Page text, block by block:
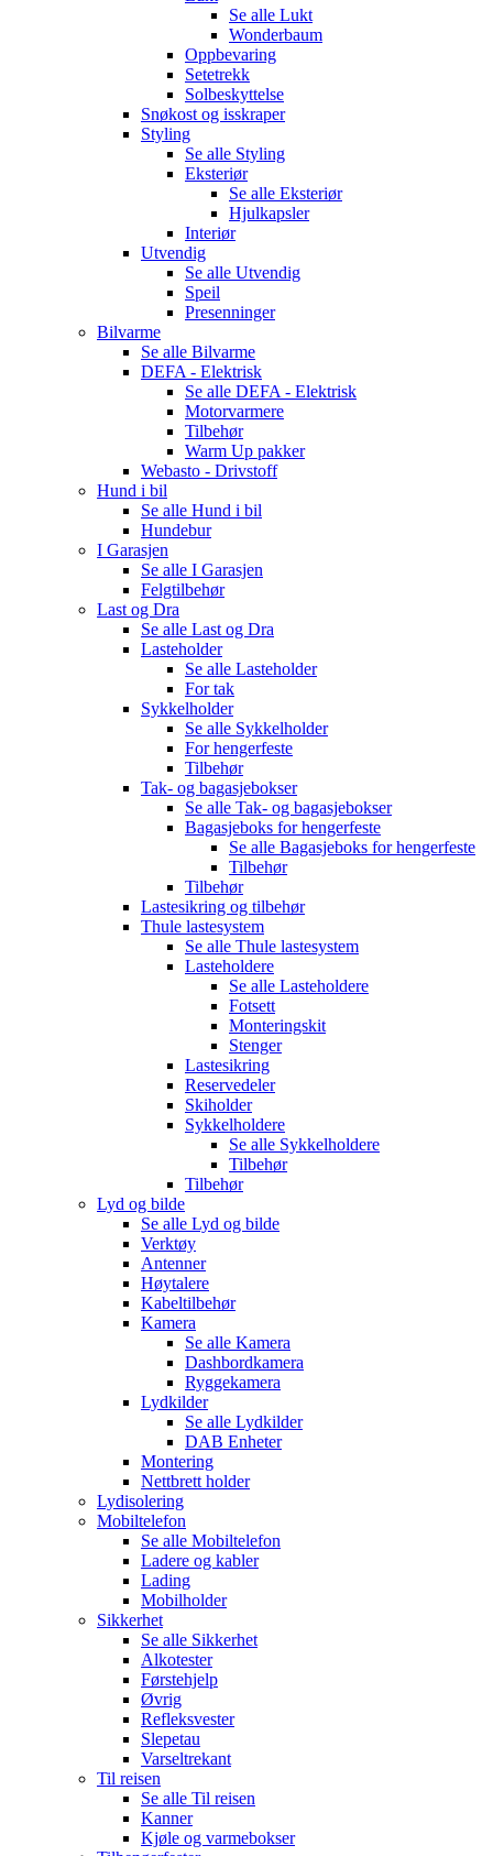
Se alle Lukt
Wonderbaum
Oppbevaring
Setetrekk
Solbeskyttelse
Snøkost og isskraper
Styling
Se alle Styling
Eksteriør
Se alle Eksteriør
Hjulkapsler
Interiør
Utvendig
Se alle Utvendig
Speil
Presenninger
Bilvarme
Se alle Bilvarme
DEFA - Elektrisk
Se alle DEFA - Elektrisk
Motorvarmere
Tilbehør
Warm Up pakker
Webasto - Drivstoff
Hund i bil
Se alle Hund i bil
Hundebur
I Garasjen
Se alle I Garasjen
Felgtilbehør
Last og Dra
Se alle Last og Dra
Lasteholder
Se alle Lasteholder
For tak
Sykkelholder
Se alle Sykkelholder
For hengerfeste
Tilbehør
Tak- og bagasjebokser
Se alle Tak- og bagasjebokser
Bagasjeboks for hengerfeste
Se alle Bagasjeboks for hengerfeste
Tilbehør
Tilbehør
Lastesikring og tilbehør
Thule lastesystem
Se alle Thule lastesystem
Lasteholdere
Se alle Lasteholdere
Fotsett
Monteringskit
Stenger
Lastesikring
Reservedeler
Skiholder
Sykkelholdere
Se alle Sykkelholdere
Tilbehør
Tilbehør
Lyd og bilde
Se alle Lyd og bilde
Verktøy
Antenner
Høytalere
Kabeltilbehør
Kamera
Se alle Kamera
Dashbordkamera
Ryggekamera
Lydkilder
Se alle Lydkilder
DAB Enheter
Montering
Nettbrett holder
Lydisolering
Mobiltelefon
Se alle Mobiltelefon
Ladere og kabler
Lading
Mobilholder
Sikkerhet
Se alle Sikkerhet
Alkotester
Førstehjelp
Øvrig
Refleksvester
Slepetau
Varseltrekant
Til reisen
Se alle Til reisen
Kanner
Kjøle og varmebokser